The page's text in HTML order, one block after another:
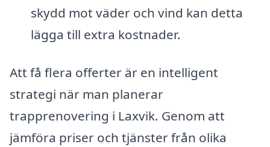
skydd mot väder och vind kan detta
lägga till extra kostnader.
Att få flera offerter är en intelligent
strategi när man planerar
trapprenovering i Laxvik. Genom att
jämföra priser och tjänster från olika